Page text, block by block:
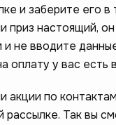
и заберите его в
приз настоящий,
не вводите
оплату у вас есть
акции по
Так вы